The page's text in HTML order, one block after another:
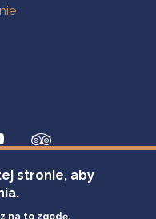
stronie, aby
na to zgodę.